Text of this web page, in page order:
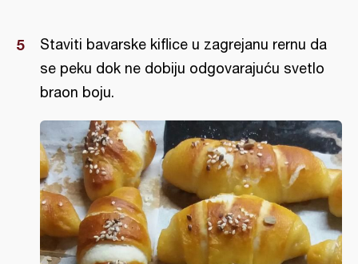
Staviti bavarske kiflice u zagrejanu rernu da
se peku dok ne dobiju odgovarajuću svetlo
braon boju.